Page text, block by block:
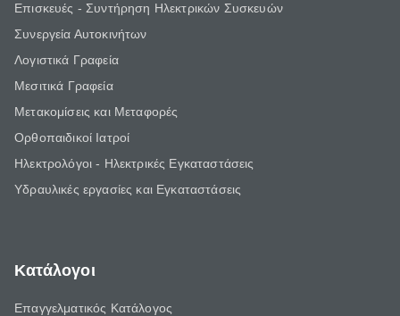
Επισκευές - Συντήρηση Ηλεκτρικών Συσκευών
Συνεργεία Αυτοκινήτων
Λογιστικά Γραφεία
Μεσιτικά Γραφεία
Μετακομίσεις και Μεταφορές
Ορθοπαιδικοί Ιατροί
Ηλεκτρολόγοι - Ηλεκτρικές Εγκαταστάσεις
Υδραυλικές εργασίες και Εγκαταστάσεις
Κατάλογοι
Επαγγελματικός Κατάλογος